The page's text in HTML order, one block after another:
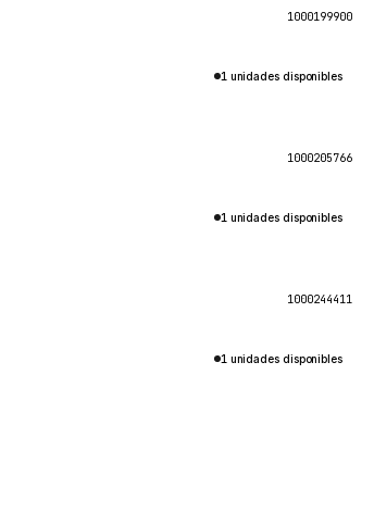
1000199900
1 unidades disponibles
1000205766
1 unidades disponibles
1000244411
1 unidades disponibles